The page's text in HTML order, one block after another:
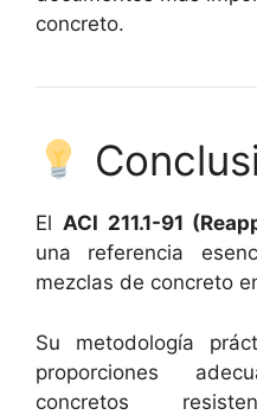
concreto.
El ACI 211.1-91
una referencia
mezclas de concreto
Su metodología
proporciones
concretos